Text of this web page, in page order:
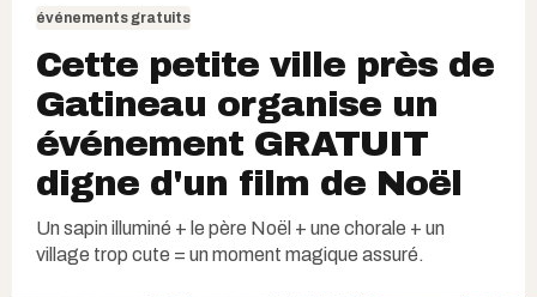
événements gratuits
Cette petite ville près de
Gatineau organise un
événement GRATUIT
digne d'un film de Noël
Un sapin illuminé + le père Noël + une chorale + un
village trop cute = un moment magique assuré.